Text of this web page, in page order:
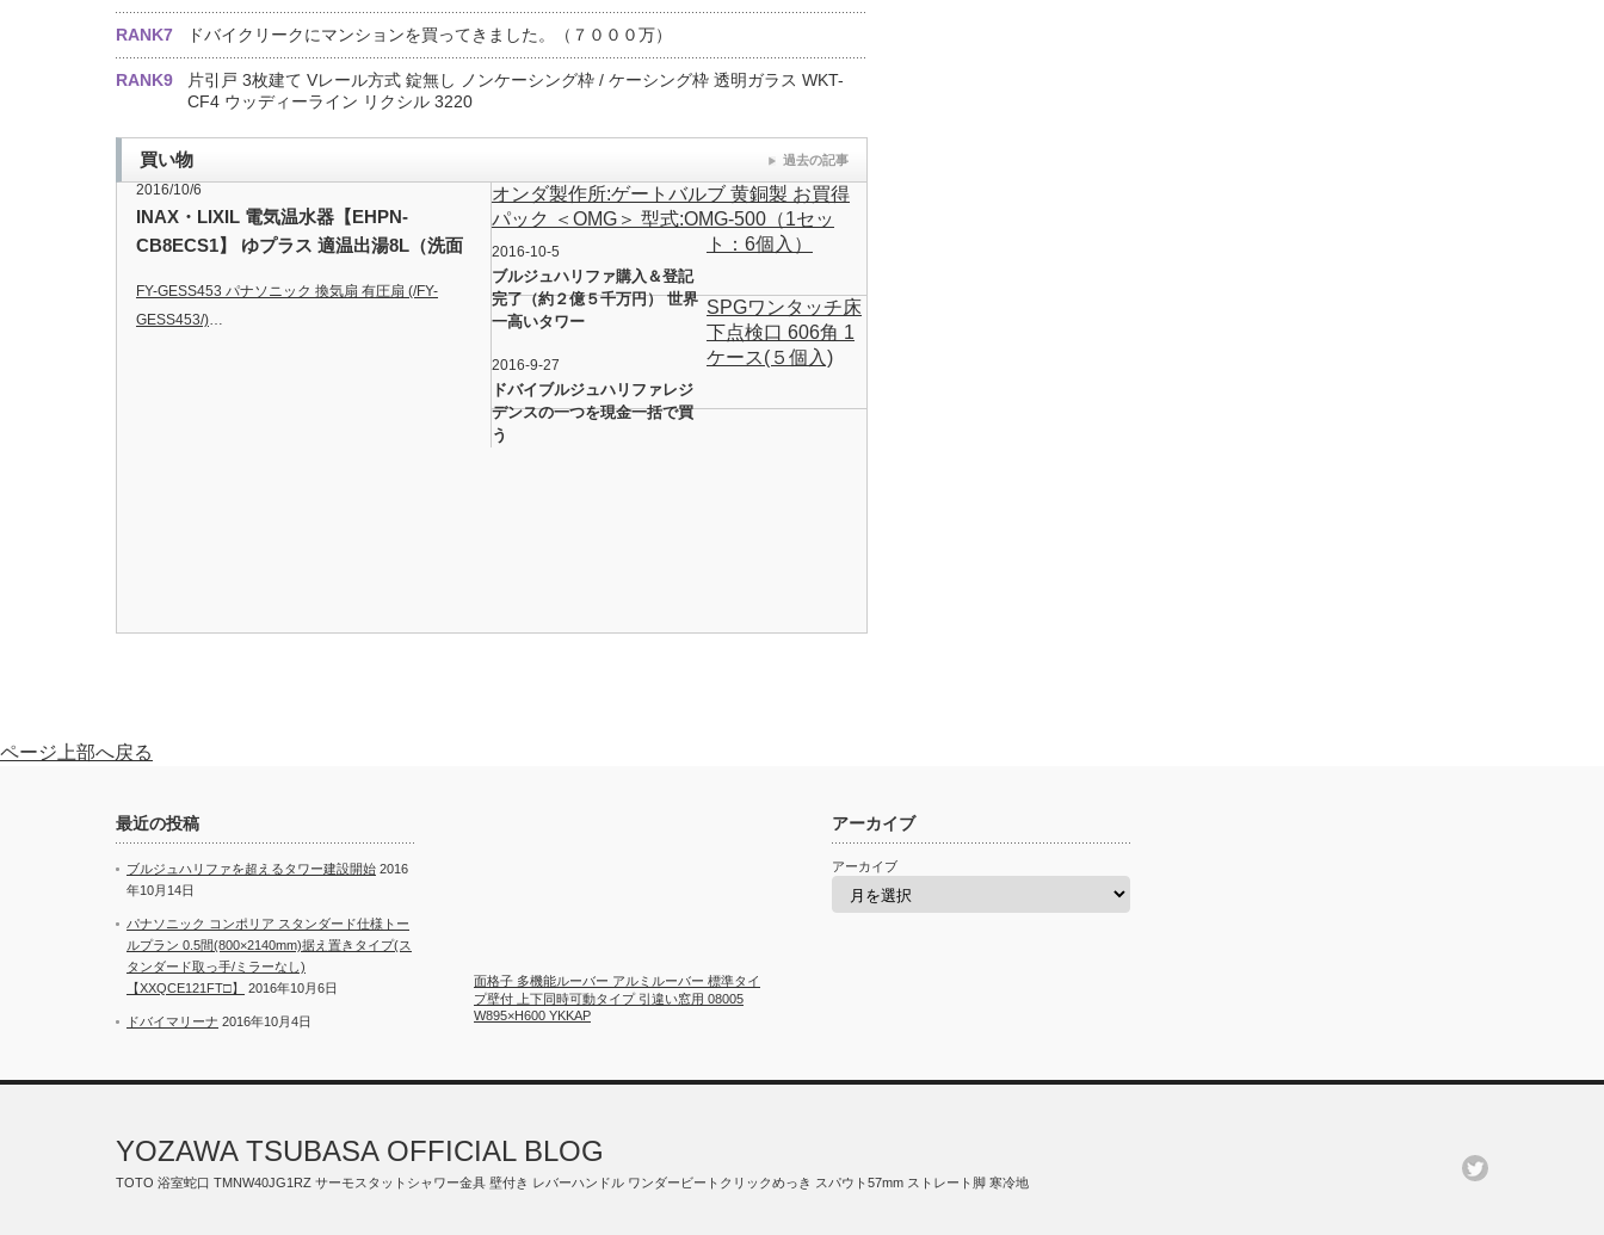
RANK7 ドバイクリークにマンションを買ってきました。（７０００万）
RANK9
片引戸 3枚建て Vレール方式 錠無し ノンケーシング枠 / ケーシング枠 透明ガラス WKT-
CF4 ウッディーライン リクシル 3220
買い物 過去の記事
2016/10/6
INAX・LIXIL 電気温水器【EHPN-
CB8ECS1】 ゆプラス 適温出湯8L（洗面
ブリック向け【せしゅるは全品送料無
料】【沖縄・北海道・離島は送料別途必
FY-GESS453 パナソニック 換気扇 有圧扇 (/FY-
GESS453/)…
オンダ製作所:ゲートバルブ 黄銅製 お買得
パック ＜OMG＞ 型式:OMG-500（1セッ
ト：6個入）
2016-10-5
ブルジュハリファ購入＆登記
完了（約２億５千万円） 世界
一高いタワー
SPGワンタッチ床
下点検口 606角 1
ケース(５個入)
2016-9-27
ドバイブルジュハリファレジ
デンスの一つを現金一括で買
う
ページ上部へ戻る
最近の投稿
ブルジュハリファを超えるタワー建設開始 2016
年10月14日
パナソニック コンポリア スタンダード仕様トー
ルプラン 0.5間(800×2140mm)据え置きタイプ(ス
タンダード取っ手/ミラーなし)
【XXQCE121FT□】
2016年10月6日
ドバイマリーナ 2016年10月4日
アーカイブ
アーカイブ
面格子 多機能ルーバー アルミルーバー 標準タイ
プ壁付 上下同時可動タイプ 引違い窓用 08005
W895×H600 YKKAP
YOZAWA TSUBASA OFFICIAL BLOG
TOTO 浴室蛇口 TMNW40JG1RZ サーモスタットシャワー金具 壁付き レバーハンドル ワンダービートクリックめっき スパウト57mm ストレート脚 寒冷地